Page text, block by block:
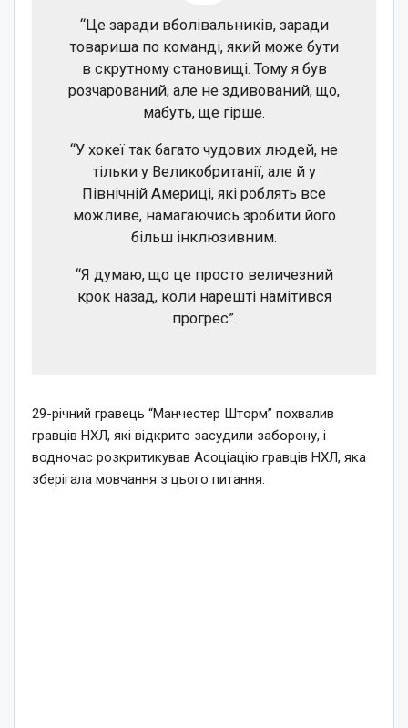
“Це заради вболівальників, заради
товариша по команді, який може бути
в скрутному становищі. Тому я був
розчарований, але не здивований, що,
мабуть, ще гірше.
“У хокеї так багато чудових людей, не
тільки у Великобританії, але й у
Північній Америці, які роблять все
можливе, намагаючись зробити його
більш інклюзивним.
“Я думаю, що це просто величезний
крок назад, коли нарешті намітився
прогрес”.
29-річний гравець “Манчестер Шторм” похвалив
гравців НХЛ, які відкрито засудили заборону, і
водночас розкритикував Асоціацію гравців НХЛ, яка
зберігала мовчання з цього питання.